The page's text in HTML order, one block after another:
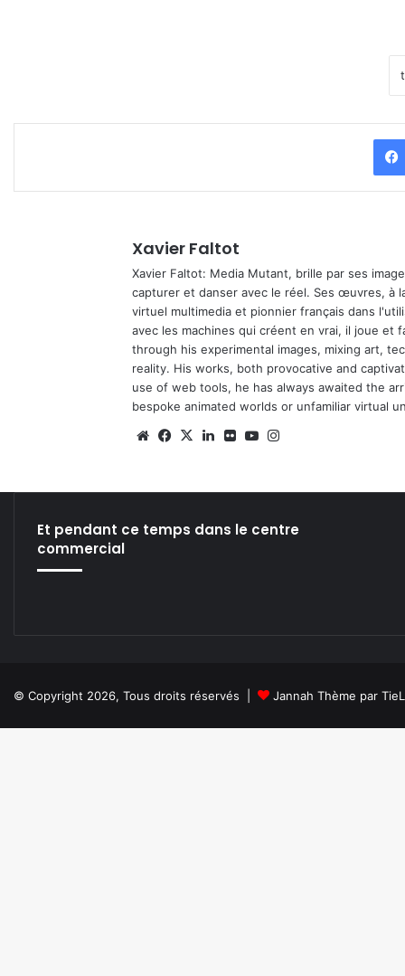
Xavier Faltot
Xavier Faltot: Media Mutant, brille par ses
capturer et danser avec le réel. Ses œuvres, à
virtuel multimedia et pionnier français dans
avec les machines qui créent en vrai, il joue et
through his experimental images, mixing art,
reality. His works, both provocative and
use of web tools, he has always awaited the
bespoke animated worlds or unfamiliar virtual
We Fa
X
Lin Fli Yo
Et pendant ce temps dans le centre
commercial
© Copyright 2026, Tous droits réservés | Jannah Thème par